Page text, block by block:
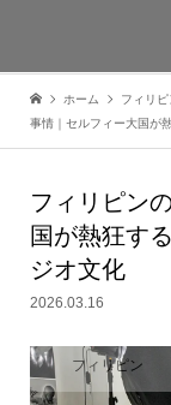
ホーム フィリピ
事情｜セルフィー大国が
フィリピン
国が熱狂す
ジオ文化
2026.03.16
フィリピン